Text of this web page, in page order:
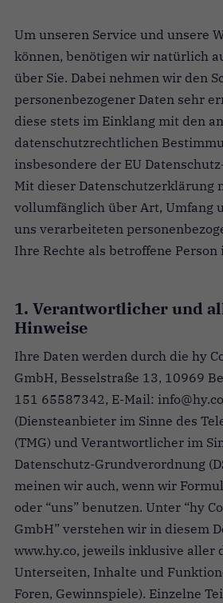
Um unseren Service und unsere
können, benötigen wir natürlich
über Sie. Dabei nehmen wir den
personenbezogener Daten sehr
diese stets im Einklang mit den
datenschutzrechtlichen
insbesondere der EU
Mit dieser Datenschutzerklärung
vollumfänglich über Art, Umfang
uns verarbeiteten
Ihre Rechte als betroffene
1. Verantwortlicher und
Hinweise
Ihre Daten werden durch die hy
GmbH, Besselstraße 13, 10969
151 65587342, E-Mail:
(Diensteanbieter im Sinne des
(TMG) und Verantwortlicher im
Datenschutz-Grundverordnung
meinen wir auch, wenn wir
oder “uns” benutzen. Unter “hy
GmbH” verstehen wir in diesem
www.hy.co, jeweils inklusive aller
Unterseiten, Inhalte und
Foren, Gewinnspiele). Einzelne